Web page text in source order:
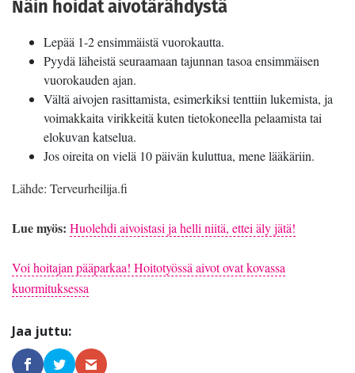
Näin hoidat aivotärähdystä
Lepää 1-2 ensimmäistä vuorokautta.
Pyydä läheistä seuraamaan tajunnan tasoa ensimmäisen
vuorokauden ajan.
Vältä aivojen rasittamista, esimerkiksi tenttiin lukemista, ja
voimakkaita virikkeitä kuten tietokoneella pelaamista tai
elokuvan katselua.
Jos oireita on vielä 10 päivän kuluttua, mene lääkäriin.
Lähde: Terveurheilija.fi
Lue myös: Huolehdi aivoistasi ja helli niitä, ettei äly jätä!
Voi hoitajan pääparkaa! Hoitotyössä aivot ovat kovassa
kuormituksessa